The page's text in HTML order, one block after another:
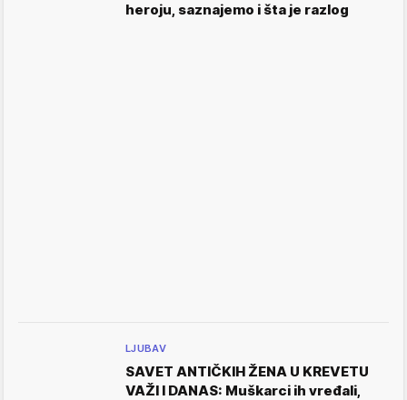
heroju, saznajemo i šta je razlog
LJUBAV
SAVET ANTIČKIH ŽENA U KREVETU
VAŽI I DANAS: Muškarci ih vređali,